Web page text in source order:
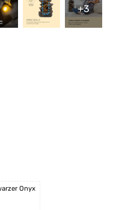
+3
Onyx